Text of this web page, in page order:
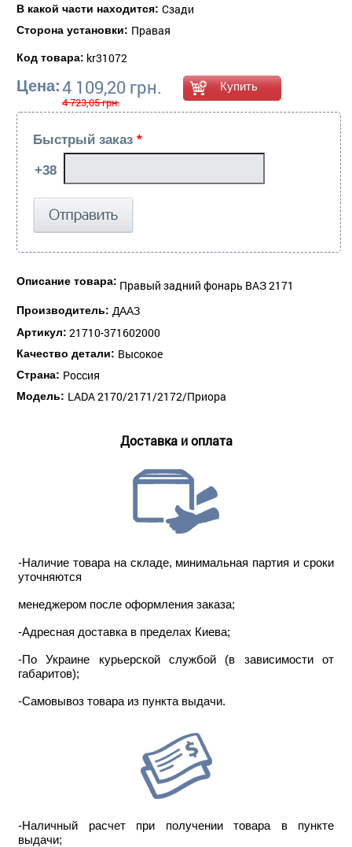
В какой части находится: Сзади
Сторона установки: Правая
Код товара: kr31072
Цена:4 109,20 грн.
4 723,05 грн.
Быстрый заказ *
Описание товара: Правый задний фонарь ВАЗ 2171
Производитель: ДААЗ
Артикул: 21710-371602000
Качество детали: Высокое
Страна: Россия
Модель: LADA 2170/2171/2172/Приора
Доставка и оплата
-Наличие товара на складе, минимальная партия и сроки
уточняются
менеджером после оформления заказа;
-Адресная доставка в пределах Киева;
-По Украине курьерской службой (в зависимости от
габаритов);
-Самовывоз товара из пункта выдачи.
-Наличный расчет при получении товара в пункте
выдачи;